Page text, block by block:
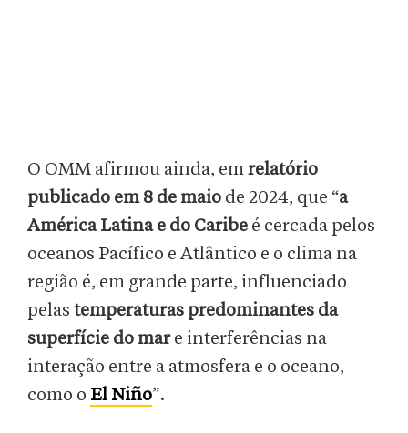
O OMM afirmou ainda, emrelatório
publicado em 8 de maio de 2024, que “a
América Latina e do Caribe é cercada pelos
oceanos Pacífico e Atlântico e o clima na
região é, em grande parte, influenciado
pelas temperaturas predominantes da
superfície do mare interferências na
interação entre a atmosfera e o oceano,
como o El Niño”.